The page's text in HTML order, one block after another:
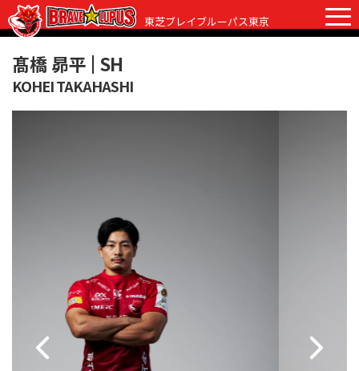
東芝ブレイブルーパス東京
チケット グッズ
クラブからのお願い
スタッフ
マスコット
クラブ情報
株式会社 ブレイブルーパス東京概要
株式会社 チームの歴史
アカデミー
パートナー
Instagram Youtube
髙橋 昴平 | SH
KOHEI TAKAHASHI